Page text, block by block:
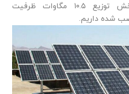
در حال حاضر در بخش توزیع ۱۰.۵ مگاوات ظرفیت
شده داریم.